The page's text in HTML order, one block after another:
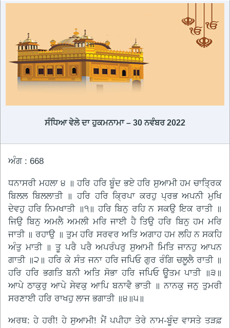
ਸੰਧਿਆ ਵੇਲੇ ਦਾ ਹੁਕਮਨਾਮਾ – 30 ਨਵੰਬਰ 2022
ਅੰਗ : 668
ਧਨਾਸਰੀ ਮਹਲਾ ੪ ॥ ਹਰਿ ਹਰਿ ਬੂੰਦ ਭਏ ਹਰਿ ਸੁਆਮੀ ਹਮ ਚਾਤ੍ਰਿਕ
ਬਿਲਲ ਬਿਲਲਾਤੀ ॥ ਹਰਿ ਹਰਿ ਕ੍ਰਿਪਾ ਕਰਹੁ ਪ੍ਰਭ ਅਪਨੀ ਮੁਖਿ
ਦੇਵਹੁ ਹਰਿ ਨਿਮਖਾਤੀ ॥੧॥ ਹਰਿ ਬਿਨੁ ਰਹਿ ਨ ਸਕਉ ਇਕ ਰਾਤੀ ॥
ਜਿਉ ਬਿਨੁ ਅਮਲੈ ਅਮਲੀ ਮਰਿ ਜਾਈ ਹੈ ਤਿਉ ਹਰਿ ਬਿਨੁ ਹਮ ਮਰਿ
ਜਾਤੀ ॥ ਰਹਾਉ ॥ ਤੁਮ ਹਰਿ ਸਰਵਰ ਅਤਿ ਅਗਾਹ ਹਮ ਲਹਿ ਨ ਸਕਹਿ
ਅੰਤੁ ਮਾਤੀ ॥ ਤੂ ਪਰੈ ਪਰੈ ਅਪਰੰਪਰੁ ਸੁਆਮੀ ਮਿਤਿ ਜਾਨਹੁ ਆਪਨ
ਗਾਤੀ ॥੨॥ ਹਰਿ ਕੇ ਸੰਤ ਜਨਾ ਹਰਿ ਜਪਿਓ ਗੁਰ ਰੰਗਿ ਚਲੂਲੈ ਰਾਤੀ ॥
ਹਰਿ ਹਰਿ ਭਗਤਿ ਬਨੀ ਅਤਿ ਸੋਭਾ ਹਰਿ ਜਪਿਓ ਊਤਮ ਪਾਤੀ ॥੩॥
ਆਪੇ ਠਾਕੁਰੁ ਆਪੇ ਸੇਵਕੁ ਆਪਿ ਬਨਾਵੈ ਭਾਤੀ ॥ ਨਾਨਕੁ ਜਨੁ ਤੁਮਰੀ
ਸਰਣਾਈ ਹਰਿ ਰਾਖਹੁ ਲਾਜ ਭਗਾਤੀ ॥੪॥੫॥
ਅਰਥ: ਹੇ ਹਰੀ! ਹੇ ਸੁਆਮੀ! ਮੈਂ ਪਪੀਹਾ ਤੇਰੇ ਨਾਮ-ਬੂੰਦ ਵਾਸਤੇ ਤੜਫ਼